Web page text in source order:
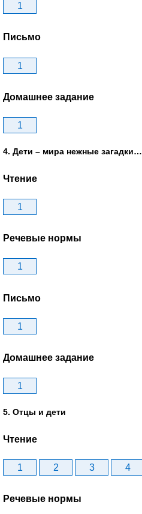
1
Письмо
1
Домашнее задание
1
4. Дети – мира нежные загадки…
Чтение
1
Речевые нормы
1
Письмо
1
Домашнее задание
1
5. Отцы и дети
Чтение
1 2 3 4
Речевые нормы